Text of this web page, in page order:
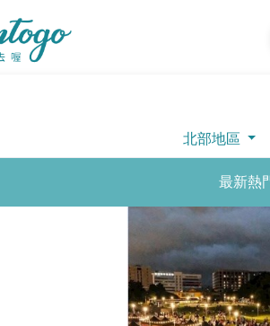
北部地區
最新熱